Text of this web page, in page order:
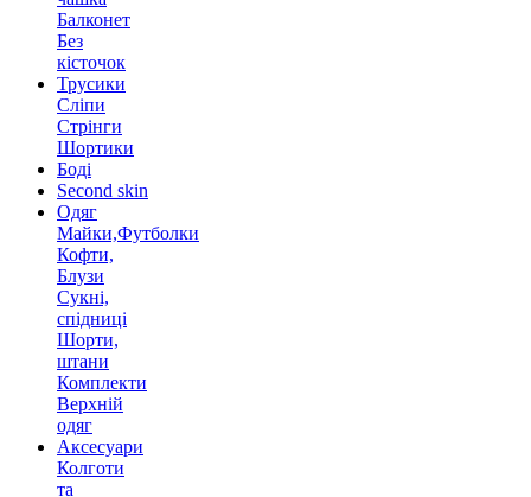
Балконет
Без
кісточок
Трусики
Сліпи
Стрінги
Шортики
Боді
Second skin
Одяг
Майки,Футболки
Кофти,
Блузи
Сукні,
спідниці
Шорти,
штани
Комплекти
Верхній
одяг
Аксесуари
Колготи
та